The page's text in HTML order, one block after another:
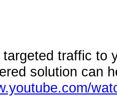
targeted traffic to
solution can